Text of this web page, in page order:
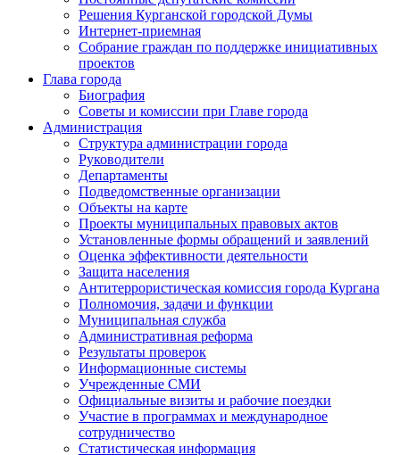
Решения Курганской городской Думы
Интернет-приемная
Собрание граждан по поддержке инициативных
проектов
Глава города
Биография
Советы и комиссии при Главе города
Администрация
Структура администрации города
Руководители
Департаменты
Подведомственные организации
Объекты на карте
Проекты муниципальных правовых актов
Установленные формы обращений и заявлений
Оценка эффективности деятельности
Защита населения
Антитеррористическая комиссия города Кургана
Полномочия, задачи и функции
Муниципальная служба
Административная реформа
Результаты проверок
Информационные системы
Учрежденные СМИ
Официальные визиты и рабочие поездки
Участие в программах и международное
сотрудничество
Статистическая информация